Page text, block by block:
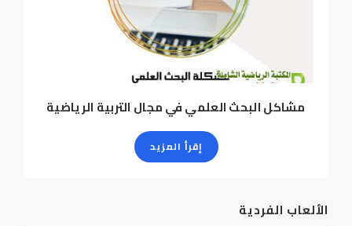
مشاكل البحث العلمي في مجال التربية الرياضية
إقرأ المزيد
الألعاب الفردية